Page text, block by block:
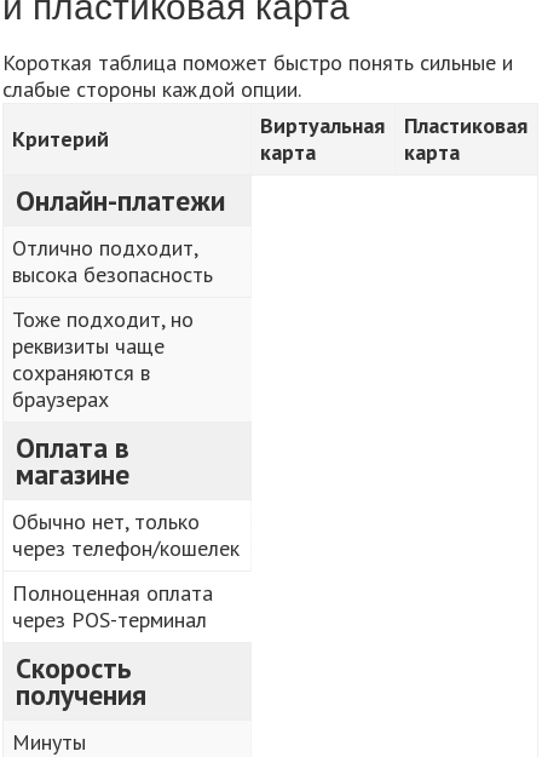
Короткая таблица поможет быстро понять сильные и
слабые стороны каждой опции.
Критерий
Виртуальная
карта
Пластиковая
карта
Онлайн-платежи
Отлично подходит,
высока безопасность
Тоже подходит, но
реквизиты чаще
сохраняются в
браузерах
Оплата в
магазине
Обычно нет, только
через телефон/кошелек
Полноценная оплата
через POS-терминал
Скорость
получения
Минуты